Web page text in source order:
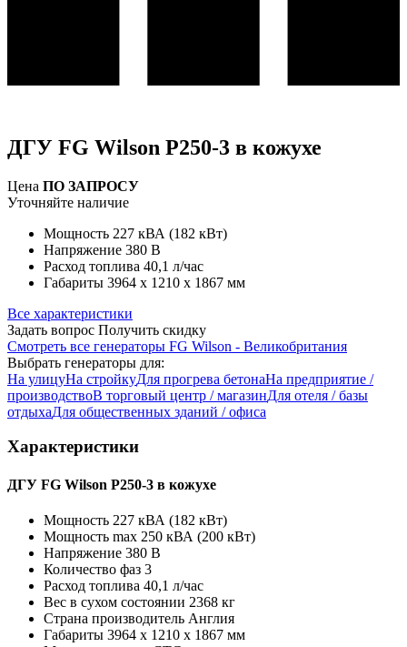
ДГУ FG Wilson P250-3 в кожухе
Цена ПО ЗАПРОСУ
Уточняйте наличие
Мощность 227 кВА (182 кВт)
Напряжение 380 В
Расход топлива 40,1 л/час
Габариты 3964 x 1210 x 1867 мм
Все характеристики
Задать вопрос Получить скидку
Смотреть все генераторы FG Wilson - Великобритания
Выбрать генераторы для:
На улицуНа стройкуДля прогрева бетонаНа предприятие /
производствоВ торговый центр / магазинДля отеля / базы
отдыхаДля общественных зданий / офиса
Характеристики
ДГУ FG Wilson P250-3 в кожухе
Мощность 227 кВА (182 кВт)
Мощность max 250 кВА (200 кВт)
Напряжение 380 В
Количество фаз 3
Расход топлива 40,1 л/час
Вес в сухом состоянии 2368 кг
Страна производитель Англия
Габариты 3964 x 1210 x 1867 мм